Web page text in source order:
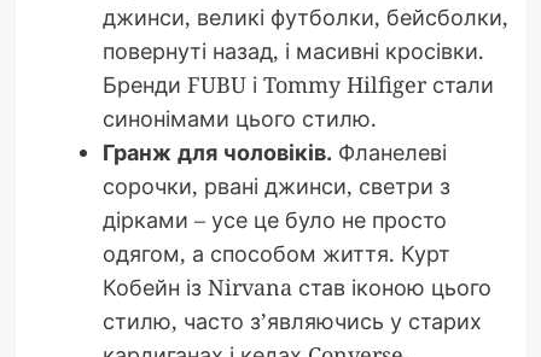
джинси, великі футболки, бейсболки,
повернуті назад, і масивні кросівки.
Бренди FUBU і Tommy Hilfiger стали
синонімами цього стилю.
Гранж для чоловіків. Фланелеві
сорочки, рвані джинси, светри з
дірками – усе це було не просто
одягом, а способом життя. Курт
Кобейн із Nirvana став іконою цього
стилю, часто з’являючись у старих